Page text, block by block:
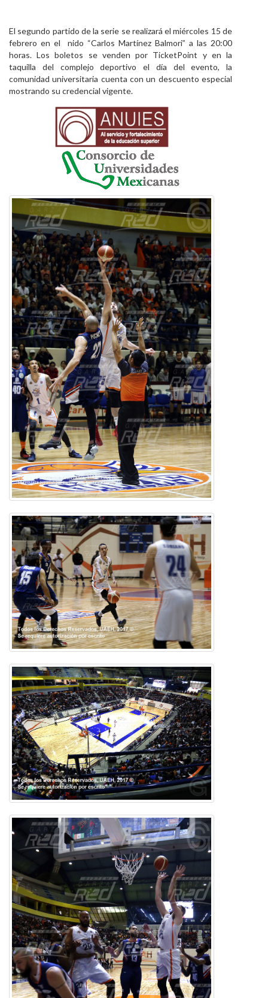
El segundo partido de la serie se realizará el miércoles 15 de
febrero en el nido “Carlos Martínez Balmori” a las 20:00
horas. Los boletos se venden por TicketPoint y en la
taquilla del complejo deportivo el día del evento, la
comunidad universitaria cuenta con un descuento especial
mostrando su credencial vigente.